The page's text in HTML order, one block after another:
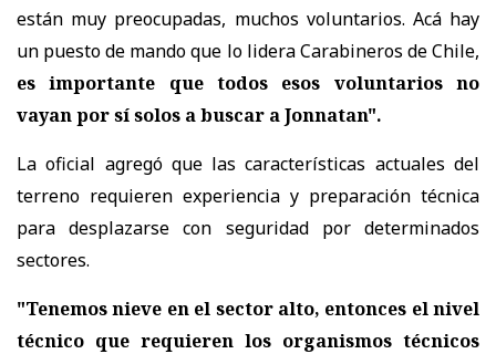
están muy preocupadas, muchos voluntarios. Acá hay
un puesto de mando que lo lidera Carabineros de Chile,
es importante que todos esos voluntarios no
vayan por sí solos a buscar a Jonnatan".
La oficial agregó que las características actuales del
terreno requieren experiencia y preparación técnica
para desplazarse con seguridad por determinados
sectores.
"Tenemos nieve en el sector alto, entonces el nivel
técnico que requieren los organismos técnicos